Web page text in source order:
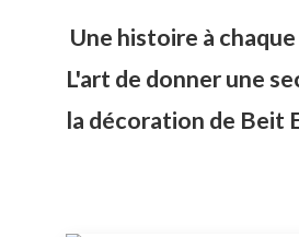
Une histoire à
L'art de donner une
la décoration de Beit